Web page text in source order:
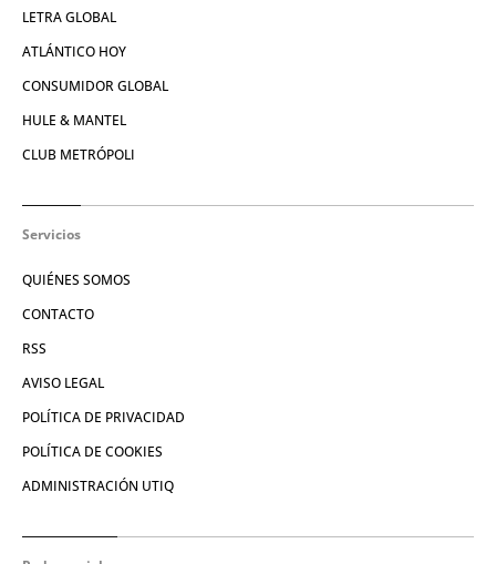
LETRA GLOBAL
ATLÁNTICO HOY
CONSUMIDOR GLOBAL
HULE & MANTEL
CLUB METRÓPOLI
Servicios
QUIÉNES SOMOS
CONTACTO
RSS
AVISO LEGAL
POLÍTICA DE PRIVACIDAD
POLÍTICA DE COOKIES
ADMINISTRACIÓN UTIQ